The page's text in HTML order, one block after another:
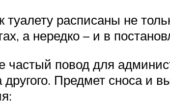
туалету расписаны не
а нередко – и в
частый повод для
другого. Предмет сноса и